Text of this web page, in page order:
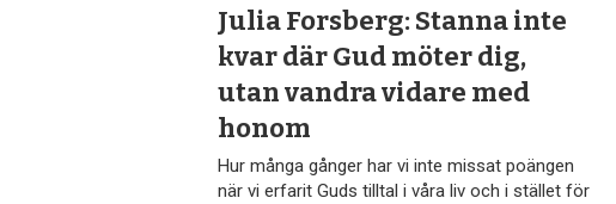
Julia Forsberg: Stanna inte
kvar där Gud möter dig,
utan vandra vidare med
honom
Hur många gånger har vi inte missat poängen
när vi erfarit Guds tilltal i våra liv och i stället för